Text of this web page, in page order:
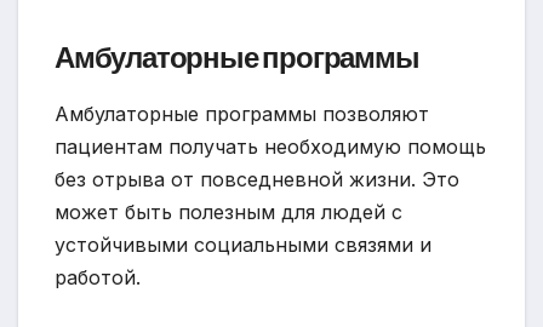
Амбулаторные программы
Амбулаторные программы позволяют
пациентам получать необходимую помощь
без отрыва от повседневной жизни. Это
может быть полезным для людей с
устойчивыми социальными связями и
работой.